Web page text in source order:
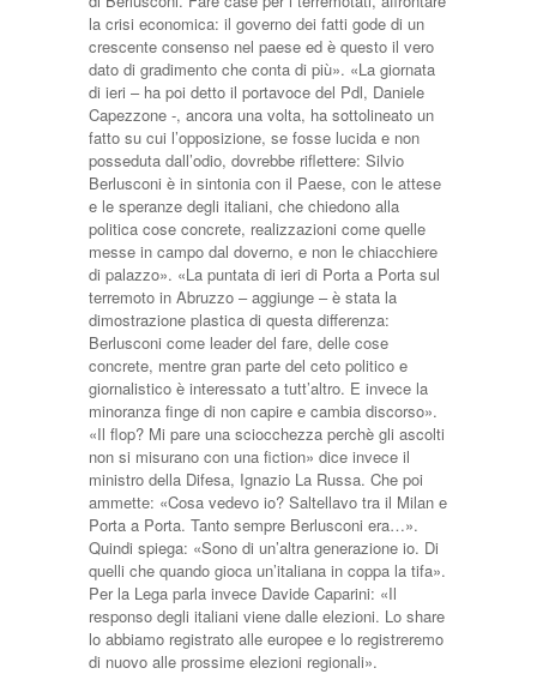
la crisi economica: il governo dei fatti gode di un
crescente consenso nel paese ed è questo il vero
dato di gradimento che conta di più». «La giornata
di ieri – ha poi detto il portavoce del Pdl, Daniele
Capezzone -, ancora una volta, ha sottolineato un
fatto su cui l’opposizione, se fosse lucida e non
posseduta dall’odio, dovrebbe riflettere: Silvio
Berlusconi è in sintonia con il Paese, con le attese
e le speranze degli italiani, che chiedono alla
politica cose concrete, realizzazioni come quelle
messe in campo dal doverno, e non le chiacchiere
di palazzo». «La puntata di ieri di Porta a Porta sul
terremoto in Abruzzo – aggiunge – è stata la
dimostrazione plastica di questa differenza:
Berlusconi come leader del fare, delle cose
concrete, mentre gran parte del ceto politico e
giornalistico è interessato a tutt’altro. E invece la
minoranza finge di non capire e cambia discorso».
«Il flop? Mi pare una sciocchezza perchè gli ascolti
non si misurano con una fiction» dice invece il
ministro della Difesa, Ignazio La Russa. Che poi
ammette: «Cosa vedevo io? Saltellavo tra il Milan e
Porta a Porta. Tanto sempre Berlusconi era…».
Quindi spiega: «Sono di un’altra generazione io. Di
quelli che quando gioca un’italiana in coppa la tifa».
Per la Lega parla invece Davide Caparini: «Il
responso degli italiani viene dalle elezioni. Lo share
lo abbiamo registrato alle europee e lo registreremo
di nuovo alle prossime elezioni regionali».